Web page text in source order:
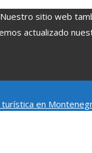
sitio web
actualizado
en